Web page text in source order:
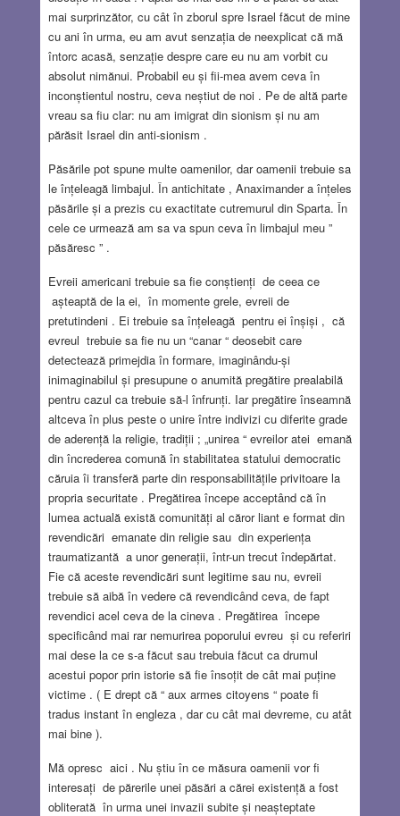
mai surprinzător, cu cât în zborul spre Israel făcut de mine
cu ani în urma, eu am avut senzația de neexplicat că mă
întorc acasă, senzație despre care eu nu am vorbit cu
absolut nimănui. Probabil eu și fii-mea avem ceva în
inconștientul nostru, ceva neștiut de noi . Pe de altă parte
vreau sa fiu clar: nu am imigrat din sionism și nu am
părăsit Israel din anti-sionism .
Păsările pot spune multe oamenilor, dar oamenii trebuie sa
le înțeleagă limbajul. În antichitate , Anaximander a înțeles
păsările și a prezis cu exactitate cutremurul din Sparta. În
cele ce urmează am sa va spun ceva în limbajul meu ”
păsăresc ” .
Evreii americani trebuie sa fie conștienți de ceea ce
așteaptă de la ei, în momente grele, evreii de
pretutindeni . Ei trebuie sa înțeleagă pentru ei înșiși , că
evreul trebuie sa fie nu un “canar “ deosebit care
detectează primejdia în formare, imaginându-și
inimaginabilul și presupune o anumită pregătire prealabilă
pentru cazul ca trebuie să-l înfrunți. Iar pregătire înseamnă
altceva în plus peste o unire între indivizi cu diferite grade
de aderență la religie, tradiții ; „unirea “ evreilor atei emană
din încrederea comună în stabilitatea statului democratic
căruia îi transferă parte din responsabilitățile privitoare la
propria securitate . Pregătirea începe acceptând că în
lumea actuală există comunități al căror liant e format din
revendicări emanate din religie sau din experiența
traumatizantă a unor generații, într-un trecut îndepărtat.
Fie că aceste revendicări sunt legitime sau nu, evreii
trebuie să aibă în vedere că revendicând ceva, de fapt
revendici acel ceva de la cineva . Pregătirea începe
specificând mai rar nemurirea poporului evreu și cu referiri
mai dese la ce s-a făcut sau trebuia făcut ca drumul
acestui popor prin istorie să fie însoțit de cât mai puține
victime . ( E drept că “ aux armes citoyens “ poate fi
tradus instant în engleza , dar cu cât mai devreme, cu atât
mai bine ).
Mă opresc aici . Nu știu în ce măsura oamenii vor fi
interesați de părerile unei păsări a cărei existență a fost
obliterată în urma unei invazii subite și neașteptate